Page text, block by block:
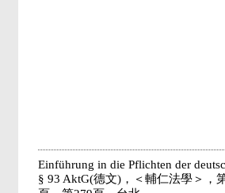
Einführung in die Pflichten der
§ 93 AktG(德文)，＜輔仁法學＞，